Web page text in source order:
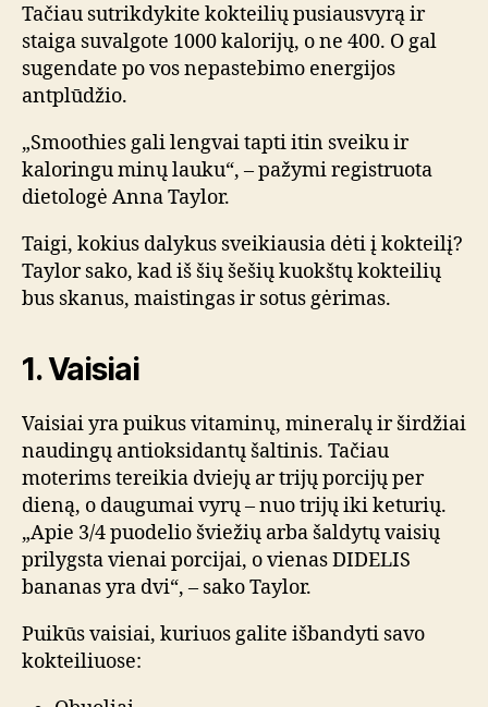
Tačiau sutrikdykite kokteilių pusiausvyrą ir
staiga suvalgote 1000 kalorijų, o ne 400. O gal
sugendate po vos nepastebimo energijos
antplūdžio.
„Smoothies gali lengvai tapti itin sveiku ir
kaloringu minų lauku“, – pažymi registruota
dietologė Anna Taylor.
Taigi, kokius dalykus sveikiausia dėti į kokteilį?
Taylor sako, kad iš šių šešių kuokštų kokteilių
bus skanus, maistingas ir sotus gėrimas.
1. Vaisiai
Vaisiai yra puikus vitaminų, mineralų ir širdžiai
naudingų antioksidantų šaltinis. Tačiau
moterims tereikia dviejų ar trijų porcijų per
dieną, o daugumai vyrų – nuo ​​trijų iki keturių.
„Apie 3/4 puodelio šviežių arba šaldytų vaisių
prilygsta vienai porcijai, o vienas DIDELIS
bananas yra dvi“, – sako Taylor.
Puikūs vaisiai, kuriuos galite išbandyti savo
kokteiliuose: